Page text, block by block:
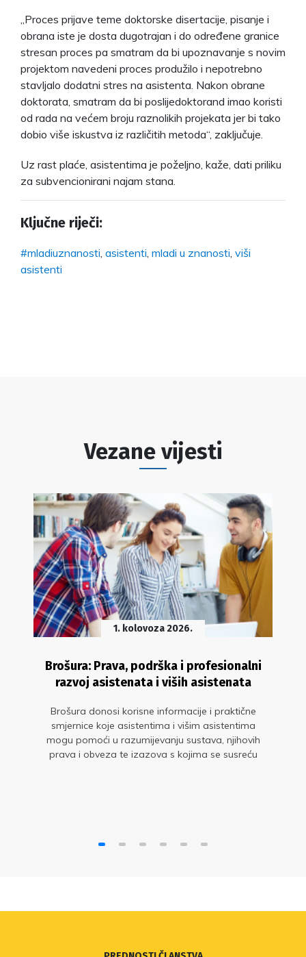
„Proces prijave teme doktorske disertacije, pisanje i
obrana iste je dosta dugotrajan i do određene granice
stresan proces pa smatram da bi upoznavanje s novim
projektom navedeni proces produžilo i nepotrebno
stavljalo dodatni stres na asistenta. Nakon obrane
doktorata, smatram da bi poslijedoktorand imao koristi
od rada na većem broju raznolikih projekata jer bi tako
dobio više iskustva iz različitih metoda“, zaključuje.
Uz rast plaće, asistentima je poželjno, kaže, dati priliku
za subvencionirani najam stana.
Ključne riječi:
#mladiuznanosti asistenti mladi u znanosti viši
asistenti
Vezane vijesti
1. kolovoza 2026.
Brošura: Prava, podrška i profesionalni
razvoj asistenata i viših asistenata
Brošura donosi korisne informacije i praktične
smjernice koje asistentima i višim asistentima
mogu pomoći u razumijevanju sustava, njihovih
prava i obveza te izazova s kojima se susreću